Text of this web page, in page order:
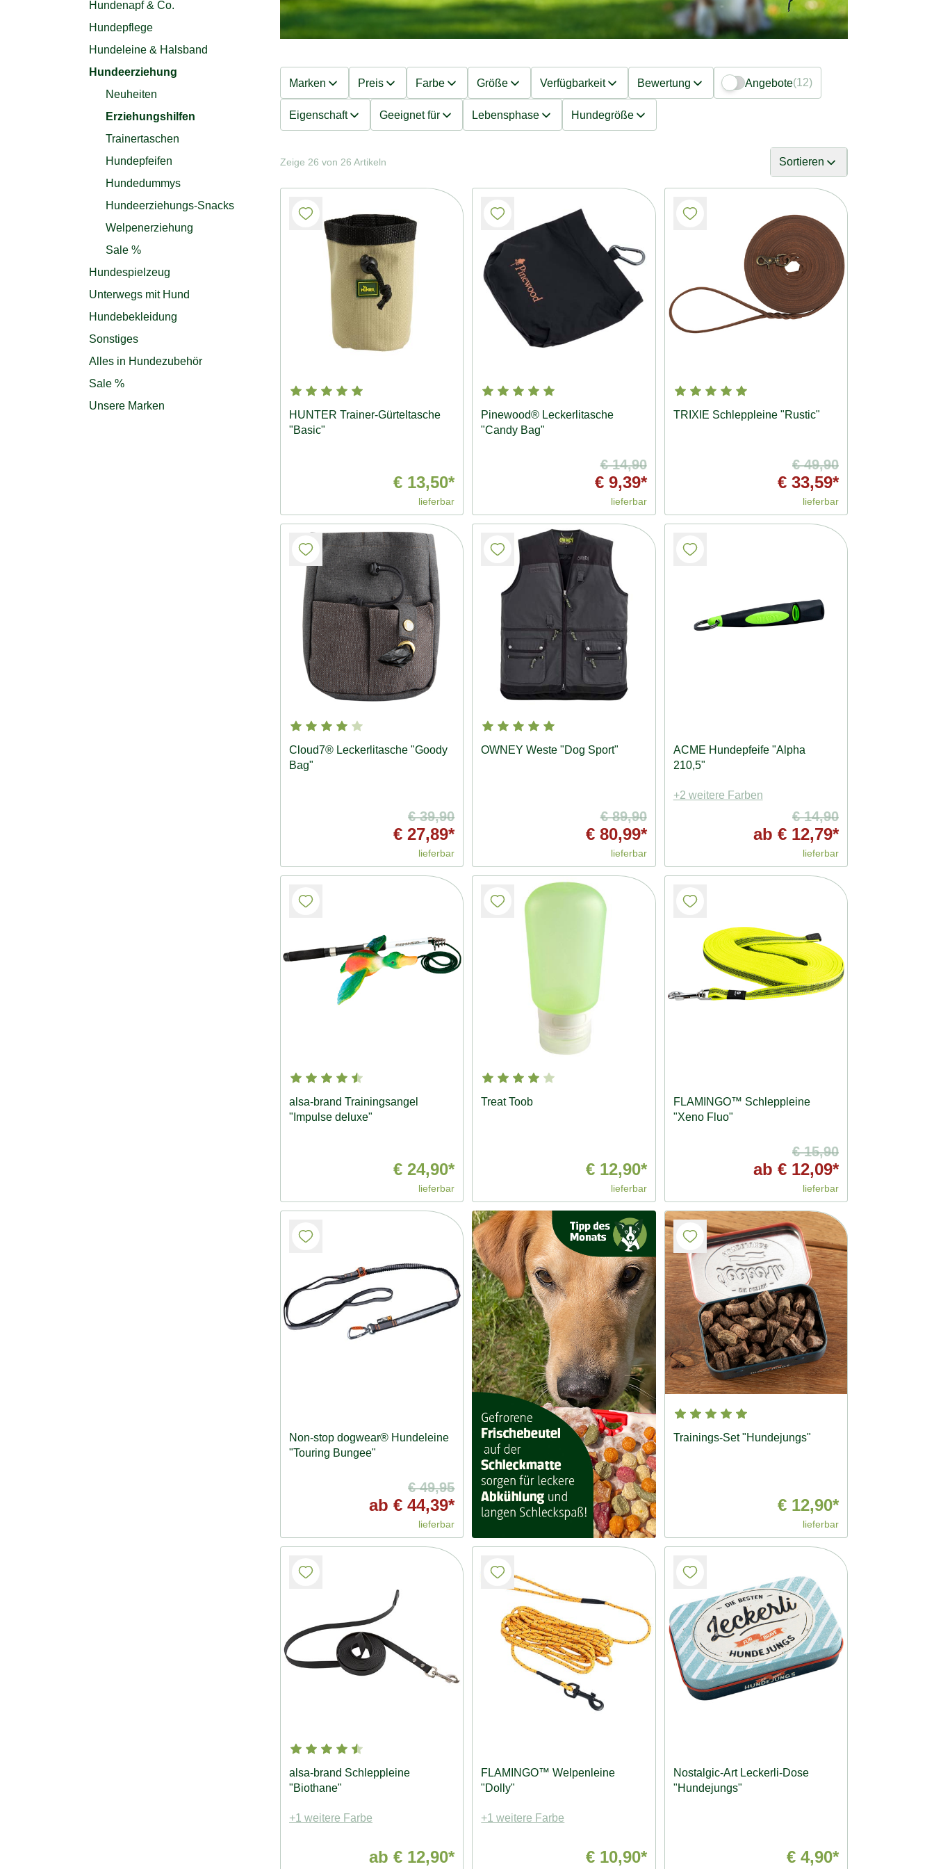
Hundenapf & Co.
Hundepflege
Hundeleine & Halsband
Hundeerziehung
Neuheiten
Erziehungshilfen
Trainertaschen
Hundepfeifen
Hundedummys
Hundeerziehungs-Snacks
Welpenerziehung
Sale %
Hundespielzeug
Unterwegs mit Hund
Hundebekleidung
Sonstiges
Alles in Hundezubehör
Sale %
Unsere Marken
Marken Preis Farbe Größe Verfügbarkeit Bewertung Angebote(12)
Eigenschaft Geeignet für Lebensphase Hundegröße
Zeige 26 von 26 Artikeln Sortieren
HUNTER Trainer-Gürteltasche
"Basic"
€ 13,50*
lieferbar
Pinewood® Leckerlitasche
"Candy Bag"
€ 14,90
€ 9,39*
lieferbar
TRIXIE Schleppleine "Rustic"
€ 49,90
€ 33,59*
lieferbar
Cloud7® Leckerlitasche "Goody
Bag"
€ 39,90
€ 27,89*
lieferbar
OWNEY Weste "Dog Sport"
€ 89,90
€ 80,99*
lieferbar
ACME Hundepfeife "Alpha
210,5"
+2 weitere Farben
€ 14,90
ab € 12,79*
lieferbar
alsa-brand Trainingsangel
"Impulse deluxe"
€ 24,90*
lieferbar
Treat Toob
€ 12,90*
lieferbar
FLAMINGO™ Schleppleine
"Xeno Fluo"
€ 15,90
ab € 12,09*
lieferbar
Non-stop dogwear® Hundeleine
"Touring Bungee"
€ 49,95
ab € 44,39*
lieferbar
Trainings-Set "Hundejungs"
€ 12,90*
lieferbar
alsa-brand Schleppleine
"Biothane"
+1 weitere Farbe
ab € 12,90*
FLAMINGO™ Welpenleine
"Dolly"
+1 weitere Farbe
€ 10,90*
Nostalgic-Art Leckerli-Dose
"Hundejungs"
€ 4,90*